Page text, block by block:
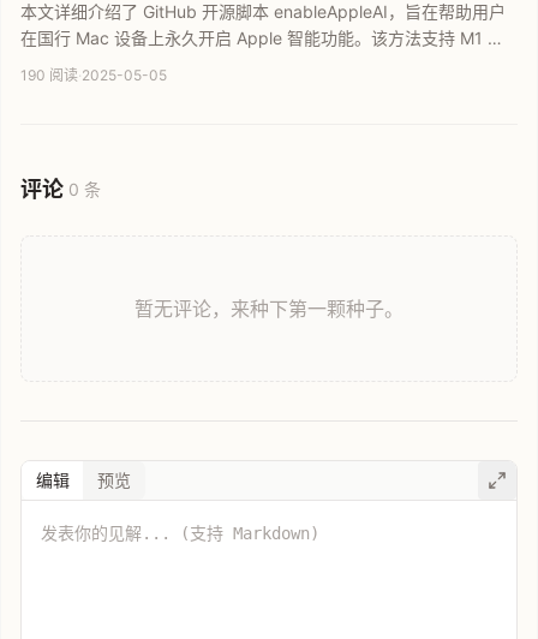
本文详细介绍了 GitHub 开源脚本 enableAppleAI，旨在帮助用户
在国行 Mac 设备上永久开启 Apple 智能功能。该方法支持 M1 以
上芯片及 macOS 15.1 系统，具备无需长期运行后台服务且可恢复
190 阅读·2025-05-05
评论 0 条
暂无评论，来种下第一颗种子。
编辑 预览